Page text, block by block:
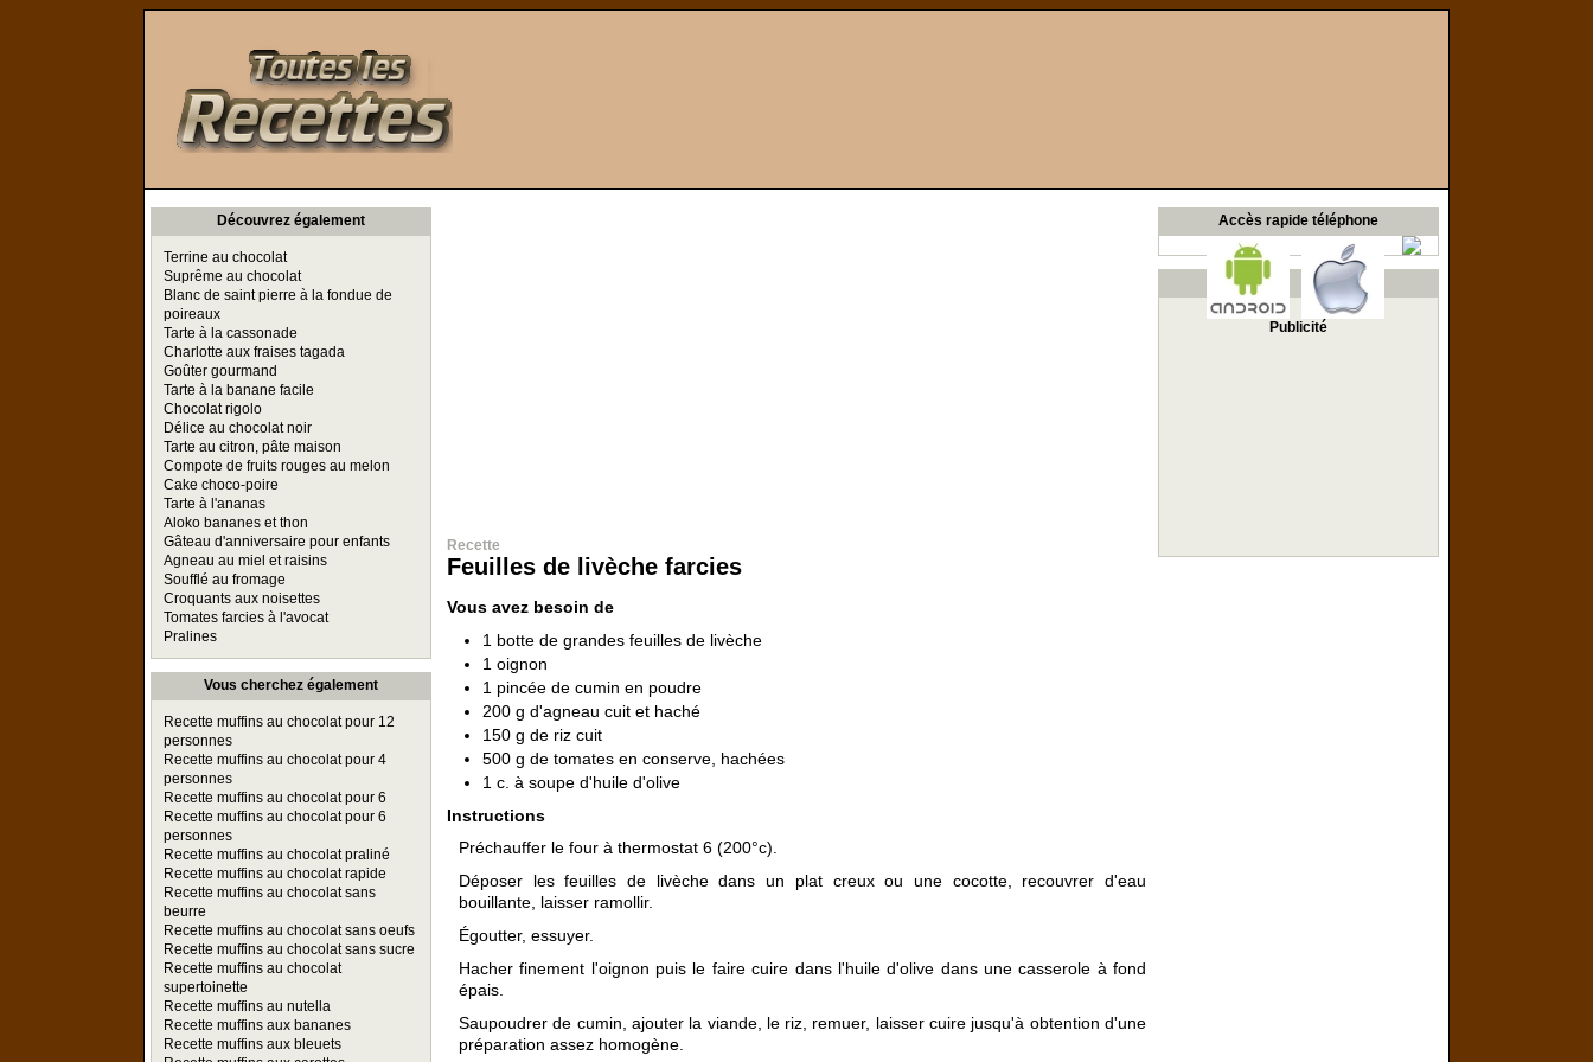
Découvrez également
Terrine au chocolat
Suprême au chocolat
Blanc de saint pierre à la fondue de
poireaux
Tarte à la cassonade
Charlotte aux fraises tagada
Goûter gourmand
Tarte à la banane facile
Chocolat rigolo
Délice au chocolat noir
Tarte au citron, pâte maison
Compote de fruits rouges au melon
Cake choco-poire
Tarte à l'ananas
Aloko bananes et thon
Gâteau d'anniversaire pour enfants
Agneau au miel et raisins
Soufflé au fromage
Croquants aux noisettes
Tomates farcies à l'avocat
Pralines
Vous cherchez également
Recette muffins au chocolat pour 12
personnes
Recette muffins au chocolat pour 4
personnes
Recette muffins au chocolat pour 6
Recette muffins au chocolat pour 6
personnes
Recette muffins au chocolat praliné
Recette muffins au chocolat rapide
Recette muffins au chocolat sans
beurre
Recette muffins au chocolat sans oeufs
Recette muffins au chocolat sans sucre
Recette muffins au chocolat
supertoinette
Recette muffins au nutella
Recette muffins aux bananes
Recette muffins aux bleuets
Recette
Feuilles de livèche farcies
Vous avez besoin de
1 botte de grandes feuilles de livèche
1 oignon
1 pincée de cumin en poudre
200 g d'agneau cuit et haché
150 g de riz cuit
500 g de tomates en conserve, hachées
1 c. à soupe d'huile d'olive
Instructions
Préchauffer le four à thermostat 6 (200°c).
Déposer les feuilles de livèche dans un plat creux ou une cocotte, recouvrer d'eau
bouillante, laisser ramollir.
Égoutter, essuyer.
Hacher finement l'oignon puis le faire cuire dans l'huile d'olive dans une casserole à fond
épais.
Saupoudrer de cumin, ajouter la viande, le riz, remuer, laisser cuire jusqu'à obtention d'une
préparation assez homogène.
Accès rapide téléphone
Publicité